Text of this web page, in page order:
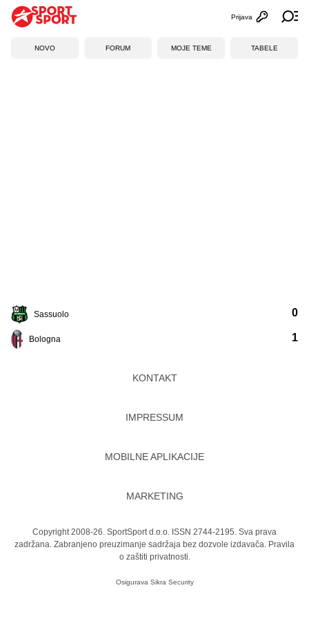
Otvori
Prijava
NOVO FORUM MOJE TEME TABELE
Sassuolo
Bologna
0
1
KONTAKT
IMPRESSUM
MOBILNE APLIKACIJE
MARKETING
Copyright 2008-26. SportSport d.o.o. ISSN 2744-2195. Sva prava
zadržana. Zabranjeno preuzimanje sadržaja bez dozvole izdavača. Pravila
o zaštiti privatnosti.
Osigurava Sikra Security